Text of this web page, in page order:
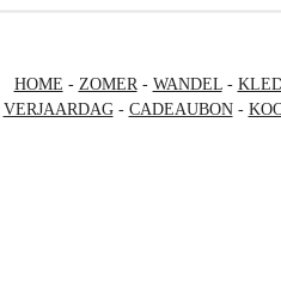
HOME - ZOMER- WANDEL-
VERJAARDAG- CADEAUBON-